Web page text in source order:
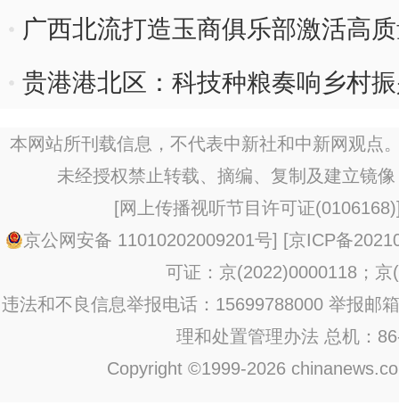
广西北流打造玉商俱乐部激活高
贵港港北区：科技种粮奏响乡村振
本网站所刊载信息，不代表中新社和中新网观点
未经授权禁止转载、摘编、复制及建立镜
[网上传播视听节目许可证(0106168)
京公网安备 11010202009201号] [京ICP备
可证：京(2022)0000118；京
违法和不良信息举报电话：15699788000 举报邮
理和处置管理办法 总机：
Copyright ©1999-2026